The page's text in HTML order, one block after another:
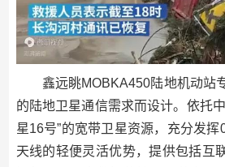
鑫远眺MOBKA450陆地机动站
的陆地卫星通信需求而设计。依托
星16号”的宽带卫星资源，充分发挥
天线的轻便灵活优势，提供包括互